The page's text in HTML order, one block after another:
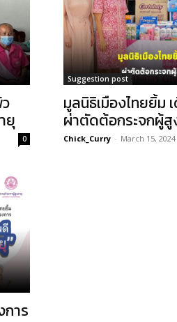
ยุ
0
Suggestion post
มูลนิธิเมืองไทยยิ้ม
ผ่าตัดต้อกระจกผู้
Chick_Curry - March 15, 2024
การ